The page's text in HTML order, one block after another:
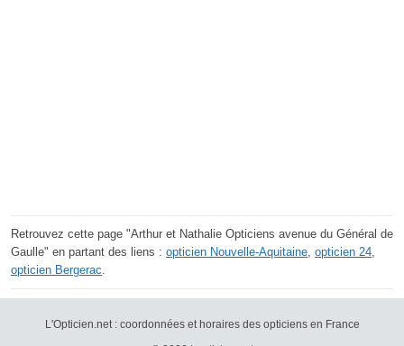
Retrouvez cette page "Arthur et Nathalie Opticiens avenue du Général de
Gaulle" en partant des liens : opticien Nouvelle-Aquitaine opticien 24
opticien Bergerac
L'Opticien.net : coordonnées et horaires des opticiens en France